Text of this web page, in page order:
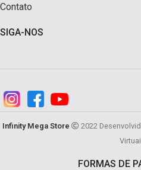
Contato
SIGA-NOS
Infinity Mega Store 2022
FORMAS DE